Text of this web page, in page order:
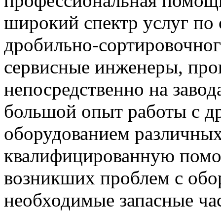
широкий спектр услуг
дробильно-
сервисные инженеры,
непосредственно на
большой опыт работы с
оборудованием
квалифицированную
возникших проблем с
необходимые запасные